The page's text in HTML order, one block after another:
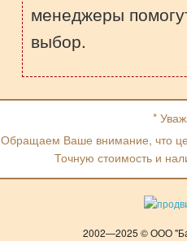
менеджеры
выбор.
*
Обращаем Ваше внимание, что
Точную стоимость и
2002—2025 © ООО